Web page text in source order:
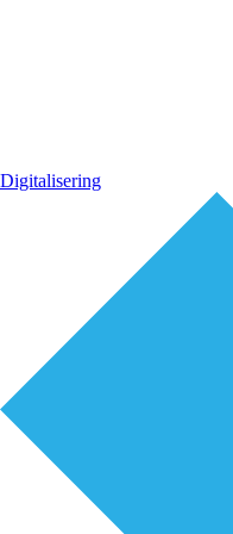
Digitalisering